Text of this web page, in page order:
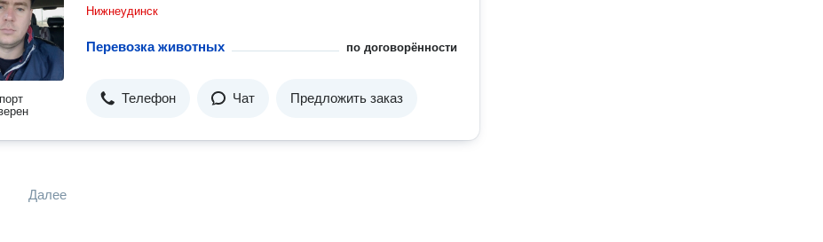
Нижнеудинск
Перевозка животных по договорённости
Телефон Чат Предложить заказ
Далее